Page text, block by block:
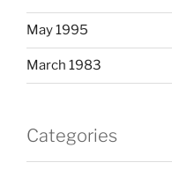
May 1995
March 1983
Categories